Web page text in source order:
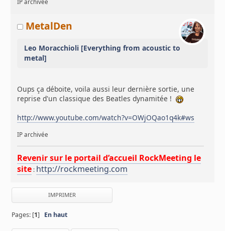
IP archivée
MetalDen
Leo Moracchioli [Everything from acoustic to
metal]
Oups ça déboite, voila aussi leur dernière sortie, une
reprise d'un classique des Beatles dynamitée !
http://www.youtube.com/watch?v=OWjOQao1q4k#ws
IP archivée
Revenir sur le portail d’accueil RockMeeting le
site : http://rockmeeting.com
IMPRIMER
Pages: [1] En haut